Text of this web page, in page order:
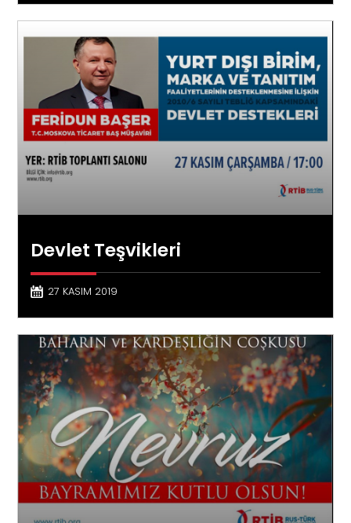
Devlet Teşvikleri
27 KASIM 2019